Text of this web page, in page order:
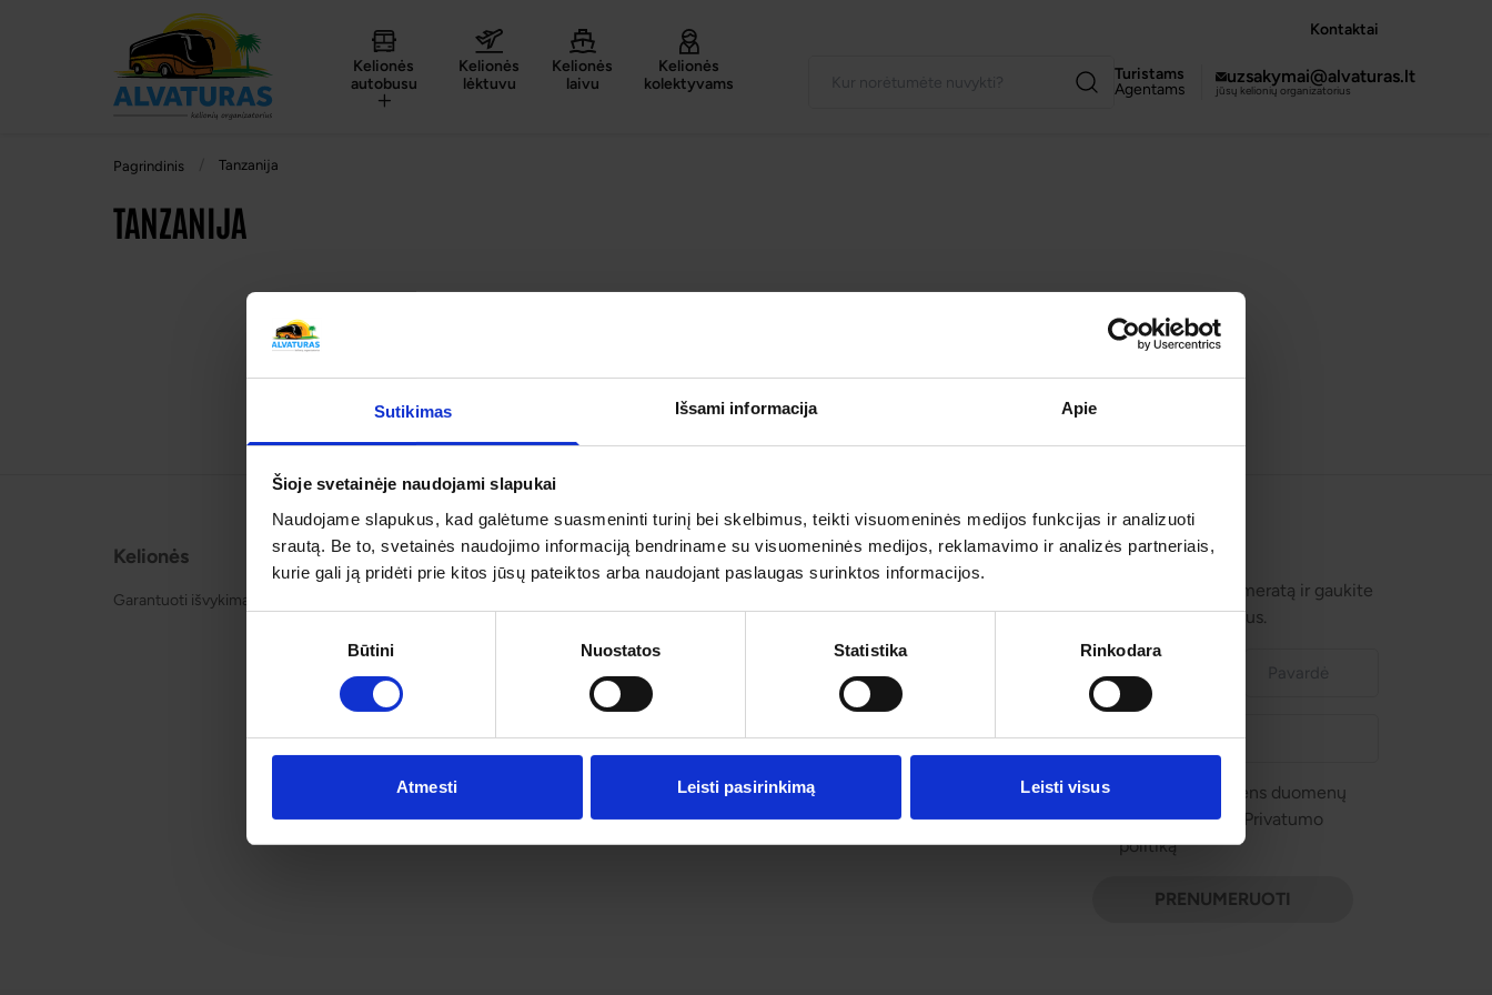
Sutikimas Išsami informacija Apie
Šioje svetainėje naudojami slapukai
Naudojame slapukus, kad galėtume suasmeninti turinį bei skelbimus, teikti visuomeninės medijos funkcijas ir analizuoti
srautą. Be to, svetainės naudojimo informaciją bendriname su visuomeninės medijos, reklamavimo ir analizės partneriais,
kurie gali ją pridėti prie kitos jūsų pateiktos arba naudojant paslaugas surinktos informacijos.
Būtini Nuostatos Statistika Rinkodara
Atmesti Leisti pasirinkimą Leisti visus
Kelionės
autobusu
Kelionės
lėktuvu
Kelionės
laivu
Kelionės
kolektyvams
Kontaktai
Turistams
Agentams
uzsakymai@alvaturas.lt
jūsų kelionių organizatorius
Pagrindinis Tanzanija
TANZANIJA
Kelionės
Garantuoti išvykimai
Apie organizatorių Pagalba ir informacija
Vienos dienos kelionių sąlygos
Privatumo politika
Pinigų grąžinimas
Prenumeruokite!
Užsisakykite prenumeratą ir gaukite
geriausius pasiūlymus.
Sutinku su asmens duomenų
tvarkymu pagal Privatumo
politiką
PRENUMERUOTI